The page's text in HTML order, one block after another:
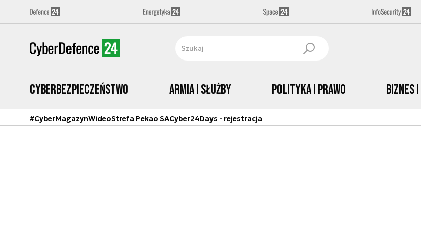
Cyberbezpieczeństwo Armia i Służby Polityka i prawo Biznes
#CyberMagazynWideoStrefa Pekao SACyber24Days - rejestracja